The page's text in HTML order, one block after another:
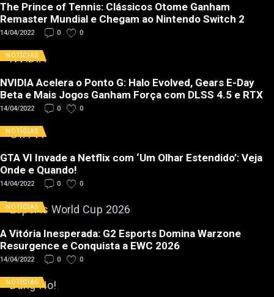
The Prince of Tennis: Clássicos Otome Ganham
Remaster Mundial e Chegam ao Nintendo Switch 2
14/04/2022 0 0
NOTÍCIAS
NVIDIA Acelera o Ponto G: Halo Evolved, Gears E-Day
Beta e Mais Jogos Ganham Força com DLSS 4.5 e RTX
14/04/2022 0 0
NOTÍCIAS
GTA VI Invade a Netflix com ‘Um Olhar Estendido’: Veja
Onde e Quando!
14/04/2022 0 0
NOTÍCIAS
A Vitória Inesperada: G2 Esports Domina Warzone
Resurgence e Conquista a EWC 2026
14/04/2022 0 0
NOTÍCIAS